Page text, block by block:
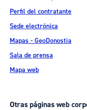
Perfil del contratante
Sede electrónica
Mapas - GeoDonostia
Sala de prensa
Mapa web
Otras páginas web